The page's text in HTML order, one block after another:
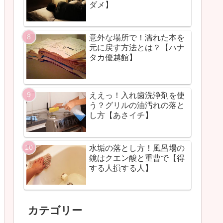
ダメ】
意外な場所で！濡れた本を
元に戻す方法とは？【ハナ
タカ優越館】
ええっ！入れ歯洗浄剤を使
う？グリルの油汚れの落と
し方【あさイチ】
水垢の落とし方！風呂場の
鏡はクエン酸と重曹で【得
する人損する人】
カテゴリー